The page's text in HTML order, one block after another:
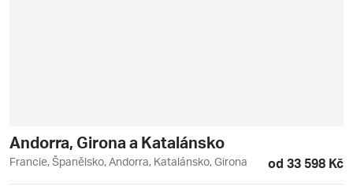
Andorra, Girona a Katalánsko
Francie, Španělsko, Andorra, Katalánsko, Girona od 33 598 Kč